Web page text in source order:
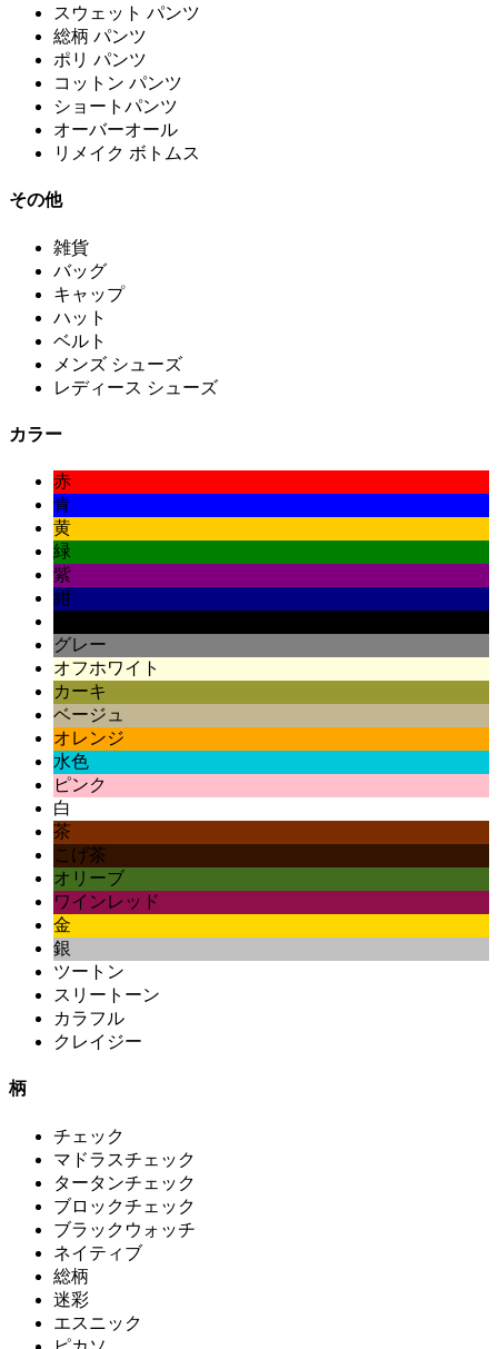
スウェット パンツ
総柄 パンツ
ポリ パンツ
コットン パンツ
ショートパンツ
オーバーオール
リメイク ボトムス
その他
雑貨
バッグ
キャップ
ハット
ベルト
メンズ シューズ
レディース シューズ
カラー
赤
青
黄
緑
紫
紺
グレー
オフホワイト
カーキ
ベージュ
オレンジ
水色
ピンク
白
茶
こげ茶
オリーブ
ワインレッド
金
銀
ツートン
スリートーン
カラフル
クレイジー
柄
チェック
マドラスチェック
タータンチェック
ブロックチェック
ブラックウォッチ
ネイティブ
総柄
迷彩
エスニック